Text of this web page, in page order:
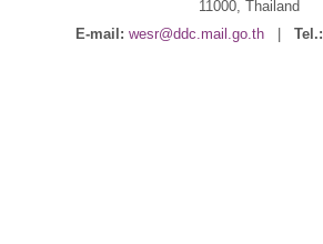
11000, Thailand
E-mail: wesr@ddc.mail.go.th| Tel.: